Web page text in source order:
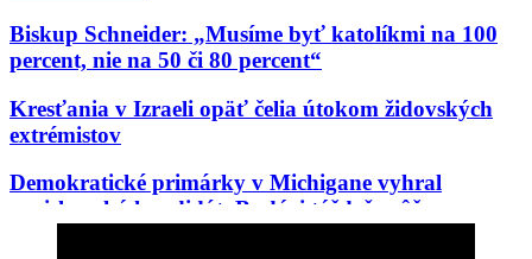
Biskup Schneider: „Musíme byť katolíkmi na 100
percent, nie na 50 či 80 percent“
Kresťania v Izraeli opäť čelia útokom židovských
extrémistov
Demokratické primárky v Michigane vyhral
proislamský kandidát. Budúci týždeň môže vo